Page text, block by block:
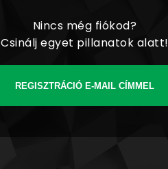
Nincs még fiókod?
Csinálj egyet pillanatok alatt!
REGISZTRÁCIÓ E-MAIL CÍMMEL